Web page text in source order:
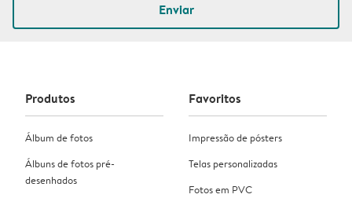
Enviar
Produtos
Álbum de fotos
Álbuns de fotos pré-
desenhados
Favoritos
Impressão de pósters
Telas personalizadas
Fotos em PVC